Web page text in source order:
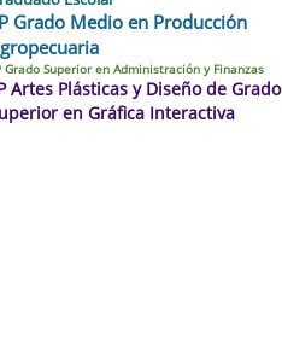
Grado Medio en Producción
Grado Superior en Administración y Finanzas
Artes Plásticas y Diseño de Grado
en Gráfica Interactiva